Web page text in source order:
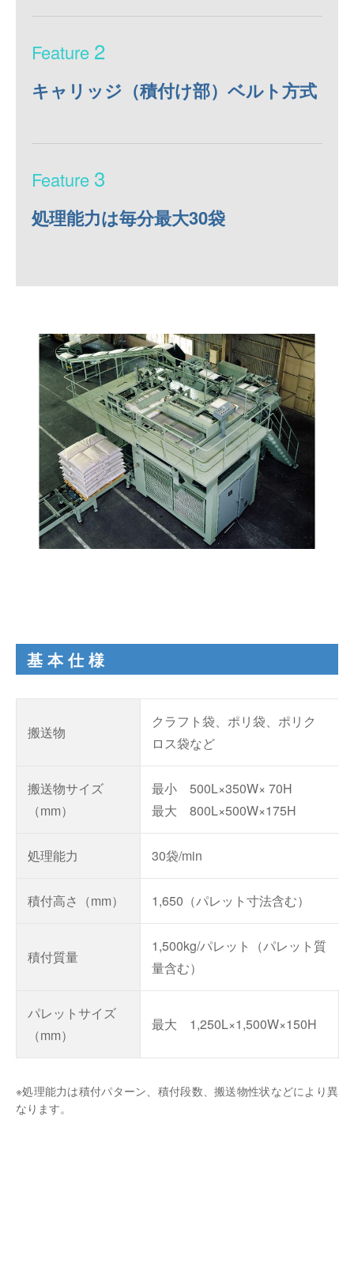
2
キャリッジ（積付け部）ベルト方式
3
処理能力は毎分最大30袋
基本仕様
搬送物
クラフト袋、ポリ袋、ポリク
ロス袋など
搬送物サイズ
（mm）
最小 500L×350W× 70H
最大 800L×500W×175H
処理能力 30袋/min
積付高さ（mm） 1,650（パレット寸法含む）
積付質量
1,500kg/パレット（パレット質
量含む）
パレットサイズ
（mm）
最大 1,250L×1,500W×150H
※処理能力は積付パターン、積付段数、搬送物性状などにより異
なります。